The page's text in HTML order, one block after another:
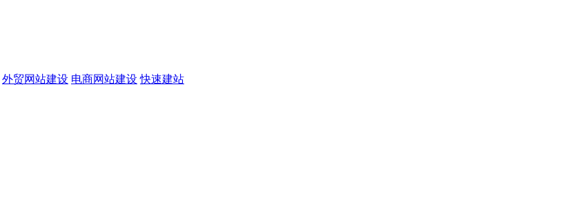
外贸网站建设 电商网站建设 快速建站